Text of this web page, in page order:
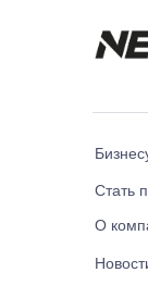
Стать
О